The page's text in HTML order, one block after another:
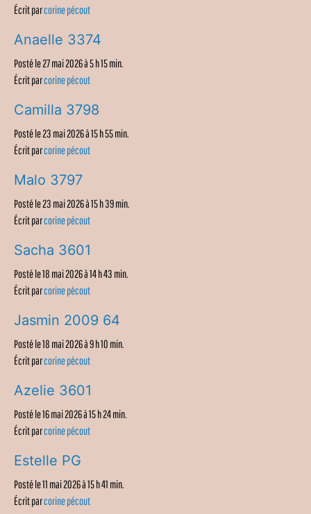
Écrit parcorine pécout
Anaelle 3374
Posté le 27 mai 2026 à 5 h 15 min.
Écrit parcorine pécout
Camilla 3798
Posté le 23 mai 2026 à 15 h 55 min.
Écrit parcorine pécout
Malo 3797
Posté le 23 mai 2026 à 15 h 39 min.
Écrit parcorine pécout
Sacha 3601
Posté le 18 mai 2026 à 14 h 43 min.
Écrit parcorine pécout
Jasmin 2009 64
Posté le 18 mai 2026 à 9 h 10 min.
Écrit parcorine pécout
Azelie 3601
Posté le 16 mai 2026 à 15 h 24 min.
Écrit parcorine pécout
Estelle PG
Posté le 11 mai 2026 à 15 h 41 min.
Écrit parcorine pécout